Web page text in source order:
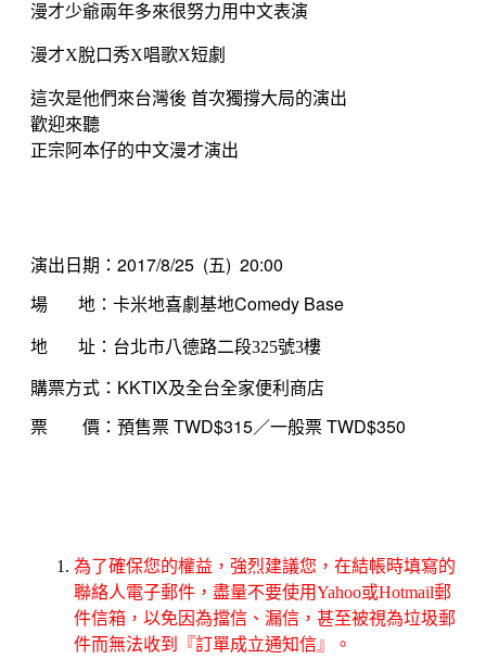
漫才少爺兩年多來很努力用中文表演
漫才X脫口秀X唱歌X短劇
這次是他們來台灣後 首次獨撐大局的演出
歡迎來聽
正宗阿本仔的中文漫才演出
演出日期： 2017/8/25 (五) 20:00
場 地：卡米地喜劇基地Comedy Base
地 址：台北市八德路二段325號3樓
購票方式：KKTIX及全台全家便利商店
票 價： 預售票TWD$315／一般票 TWD$350
為了確保您的權益，強烈建議您，在結帳時填寫的
聯絡人電子郵件，盡量不要使用Yahoo或Hotmail郵
件信箱，以免因為擋信、漏信，甚至被視為垃圾郵
件而無法收到『訂單成立通知信』。